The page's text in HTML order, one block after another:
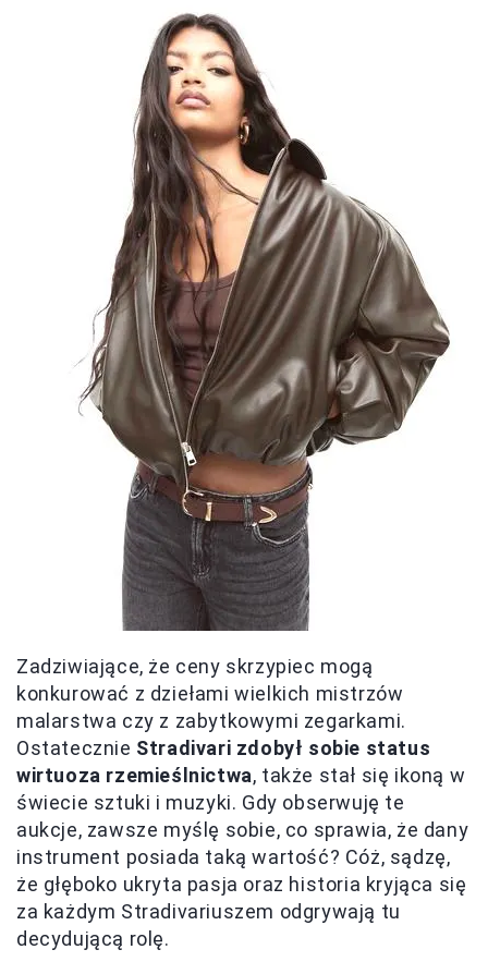
Zadziwiające, że ceny skrzypiec mogą
konkurować z dziełami wielkich mistrzów
malarstwa czy z zabytkowymi zegarkami.
Ostatecznie Stradivari zdobył sobie status
wirtuoza rzemieślnictwa, także stał się ikoną w
świecie sztuki i muzyki. Gdy obserwuję te
aukcje, zawsze myślę sobie, co sprawia, że dany
instrument posiada taką wartość? Cóż, sądzę,
że głęboko ukryta pasja oraz historia kryjąca się
za każdym Stradivariuszem odgrywają tu
decydującą rolę.